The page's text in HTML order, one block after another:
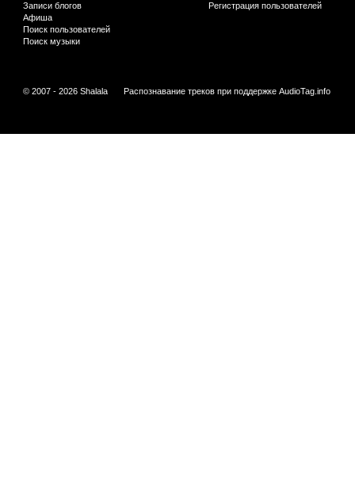
Записи блогов
Афиша
Поиск пользователей
Поиск музыки
Регистрация пользователей
© 2007 - 2026 Shalala Распознавание треков при поддержке AudioTag.info